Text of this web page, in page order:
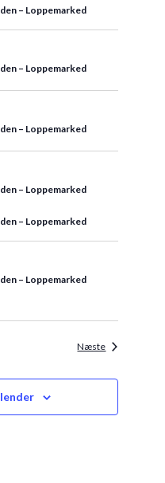
– Loppemarked
– Loppemarked
– Loppemarked
– Loppemarked
– Loppemarked
– Loppemarked
Næste